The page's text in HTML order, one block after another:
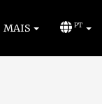
MAIS PT